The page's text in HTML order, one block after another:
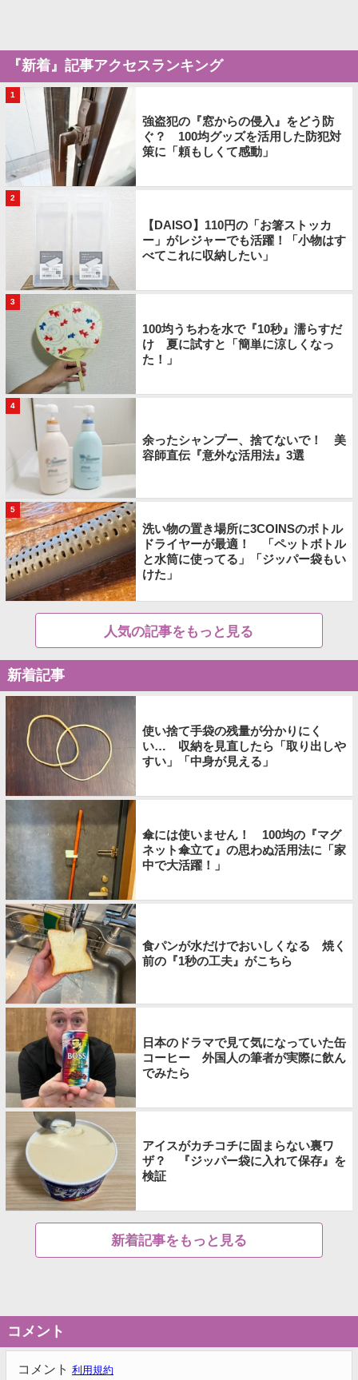
『新着』記事アクセスランキング
1
強盗犯の『窓からの侵入』をどう防
ぐ？ 100均グッズを活用した防犯対
策に「頼もしくて感動」
2
【DAISO】110円の「お箸ストッカ
ー」がレジャーでも活躍！「小物はす
べてこれに収納したい」
3
100均うちわを水で『10秒』濡らすだ
け 夏に試すと「簡単に涼しくなっ
た！」
4
余ったシャンプー、捨てないで！ 美
容師直伝『意外な活用法』3選
5
洗い物の置き場所に3COINSのボトル
ドライヤーが最適！ 「ペットボトル
と水筒に使ってる」「ジッパー袋もい
けた」
人気の記事をもっと見る
新着記事
使い捨て手袋の残量が分かりにく
い… 収納を見直したら「取り出しや
すい」「中身が見える」
傘には使いません！ 100均の『マグ
ネット傘立て』の思わぬ活用法に「家
中で大活躍！」
食パンが水だけでおいしくなる 焼く
前の『1秒の工夫』がこちら
日本のドラマで見て気になっていた缶
コーヒー 外国人の筆者が実際に飲ん
でみたら
アイスがカチコチに固まらない裏ワ
ザ？ 『ジッパー袋に入れて保存』を
検証
新着記事をもっと見る
コメント